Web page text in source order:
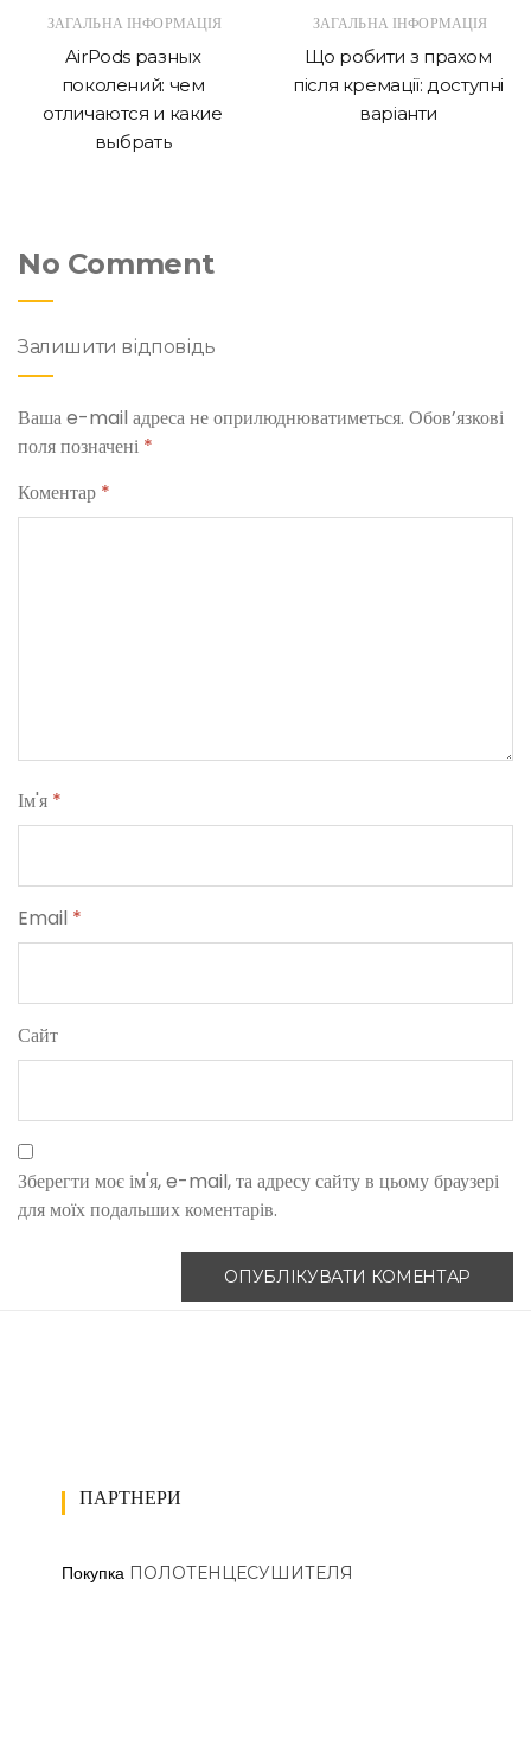
ЗАГАЛЬНА ІНФОРМАЦІЯ
AirPods разных
поколений: чем
отличаются и какие
выбрать
ЗАГАЛЬНА ІНФОРМАЦІЯ
Що робити з прахом
після кремації: доступні
варіанти
No Comment
Залишити відповідь
Ваша e-mail адреса не оприлюднюватиметься. Обов’язкові
поля позначені *
Коментар *
Ім'я *
Email *
Сайт
Зберегти моє ім'я, e-mail, та адресу сайту в цьому браузері
для моїх подальших коментарів.
ПАРТНЕРИ
Покупка ПОЛОТЕНЦЕСУШИТЕЛЯ